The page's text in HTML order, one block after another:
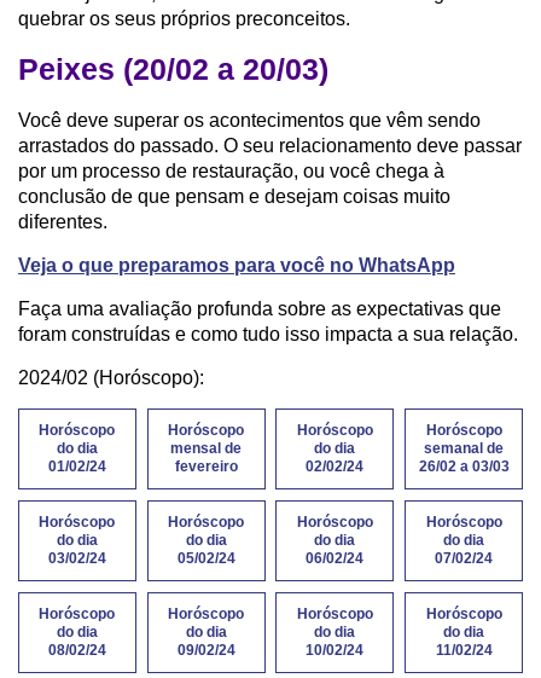
quebrar os seus próprios preconceitos.
Peixes (20/02 a 20/03)
Você deve superar os acontecimentos que vêm sendo
arrastados do passado. O seu relacionamento deve passar
por um processo de restauração, ou você chega à
conclusão de que pensam e desejam coisas muito
diferentes.
Veja o que preparamos para você no WhatsApp
Faça uma avaliação profunda sobre as expectativas que
foram construídas e como tudo isso impacta a sua relação.
2024/02 (Horóscopo):
Horóscopo
do dia
01/02/24
Horóscopo
mensal de
fevereiro
Horóscopo
do dia
02/02/24
Horóscopo
semanal de
26/02 a 03/03
Horóscopo
do dia
03/02/24
Horóscopo
do dia
05/02/24
Horóscopo
do dia
06/02/24
Horóscopo
do dia
07/02/24
Horóscopo
do dia
08/02/24
Horóscopo
do dia
09/02/24
Horóscopo
do dia
10/02/24
Horóscopo
do dia
11/02/24